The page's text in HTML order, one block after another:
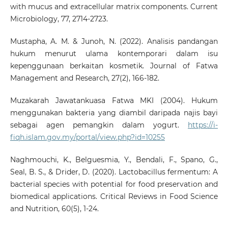
with mucus and extracellular matrix components. Current
Microbiology, 77, 2714-2723.
Mustapha, A. M. & Junoh, N. (2022). Analisis pandangan
hukum menurut ulama kontemporari dalam isu
kepenggunaan berkaitan kosmetik. Journal of Fatwa
Management and Research, 27(2), 166-182.
Muzakarah Jawatankuasa Fatwa MKI (2004). Hukum
menggunakan bakteria yang diambil daripada najis bayi
sebagai agen pemangkin dalam yogurt. https://i-
fiqh.islam.gov.my/portal/view.php?id=10255
Naghmouchi, K., Belguesmia, Y., Bendali, F., Spano, G.,
Seal, B. S., & Drider, D. (2020). Lactobacillus fermentum: A
bacterial species with potential for food preservation and
biomedical applications. Critical Reviews in Food Science
and Nutrition, 60(5), 1-24.